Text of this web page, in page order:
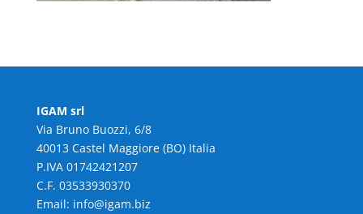
IGAM srl
Via Bruno Buozzi, 6/8
40013 Castel Maggiore (BO) Italia
P.IVA 01742421207
C.F. 03533930370
Email: info@igam.biz